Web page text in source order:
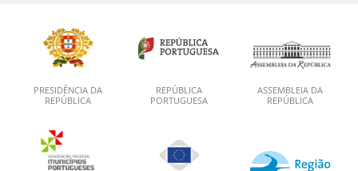
PRESIDÊNCIA DA
REPÚBLICA
REPÚBLICA
PORTUGUESA
ASSEMBLEIA DA
REPÚBLICA